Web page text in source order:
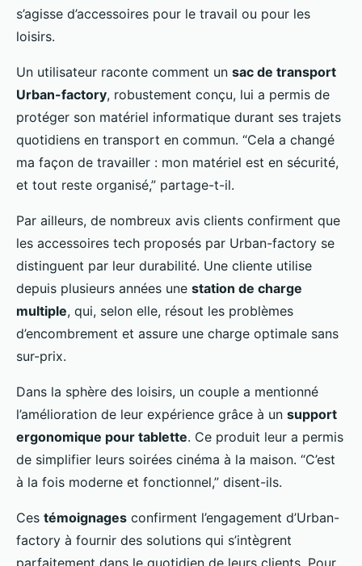
s’agisse d’accessoires pour le travail ou pour les
loisirs.
Un utilisateur raconte comment un sac de transport
Urban-factory, robustement conçu, lui a permis de
protéger son matériel informatique durant ses trajets
quotidiens en transport en commun. “Cela a changé
ma façon de travailler : mon matériel est en sécurité,
et tout reste organisé,” partage-t-il.
Par ailleurs, de nombreux avis clients confirment que
les accessoires tech proposés par Urban-factory se
distinguent par leur durabilité. Une cliente utilise
depuis plusieurs années une station de charge
multiple, qui, selon elle, résout les problèmes
d’encombrement et assure une charge optimale sans
sur-prix.
Dans la sphère des loisirs, un couple a mentionné
l’amélioration de leur expérience grâce à un support
ergonomique pour tablette. Ce produit leur a permis
de simplifier leurs soirées cinéma à la maison. “C’est
à la fois moderne et fonctionnel,” disent-ils.
Ces témoignages confirment l’engagement d’Urban-
factory à fournir des solutions qui s’intègrent
parfaitement dans le quotidien de leurs clients. Pour